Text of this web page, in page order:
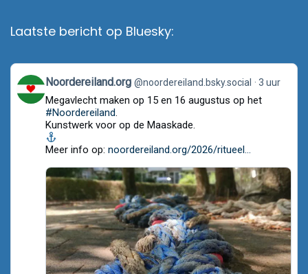
Laatste bericht op Bluesky:
View
post
by
Noordereiland.org
Bluesky
Noordereiland.org @noordereiland.bsky.social 3 uur
Megavlecht maken op 15 en 16 augustus op het
#Noordereiland.
Kunstwerk voor op de Maaskade.
Meer info op: noordereiland.org/2026/ritueel...